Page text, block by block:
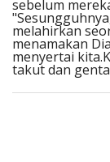
sebelum
melahirkan
menamakan
menyertai
takut dan